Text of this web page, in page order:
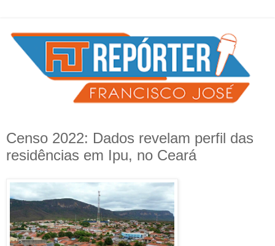
Censo 2022: Dados revelam perfil das
residências em Ipu, no Ceará